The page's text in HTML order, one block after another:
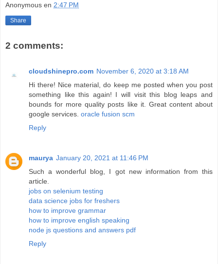
Anonymous en 2:47 PM
Share
2 comments:
cloudshinepro.com November 6, 2020 at 3:18 AM
Hi there! Nice material, do keep me posted when you post
something like this again! I will visit this blog leaps and
bounds for more quality posts like it. Great content about
google services. oracle fusion scm
Reply
maurya January 20, 2021 at 11:46 PM
Such a wonderful blog, I got new information from this
article.
jobs on selenium testing
data science jobs for freshers
how to improve grammar
how to improve english speaking
node js questions and answers pdf
Reply